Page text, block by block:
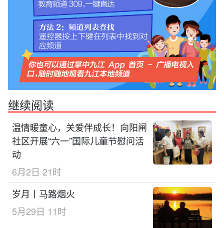
继续阅读
温情暖童心，关爱伴成长！向阳闸
社区开展“六一”国际儿童节慰问活
动
6月2日 21时
岁月丨马路烟火
5月29日 11时